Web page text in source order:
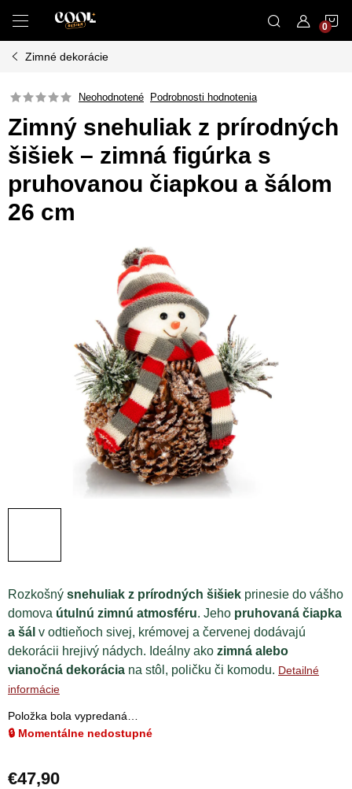
obsah
Zimné dekorácie
Neohodnotené Podrobnosti hodnotenia
Zimný snehuliak z prírodných
šišiek – zimná figúrka s
pruhovanou čiapkou a šálom
26 cm
Rozkošný snehuliak z prírodných šišiek prinesie do vášho
domova útulnú zimnú atmosféru. Jeho pruhovaná čiapka
a šál v odtieňoch sivej, krémovej a červenej dodávajú
dekorácii hrejivý nádych. Ideálny ako zimná alebo
vianočná dekorácia na stôl, poličku či komodu. Detailné
informácie
Položka bola vypredaná…
🔒 Momentálne nedostupné
€47,90